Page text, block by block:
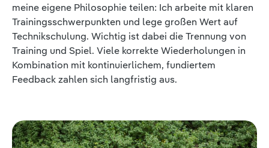
meine eigene Philosophie teilen: Ich arbeite mit klaren
Trainingsschwerpunkten und lege großen Wert auf
Technikschulung. Wichtig ist dabei die Trennung von
Training und Spiel. Viele korrekte Wiederholungen in
Kombination mit kontinuierlichem, fundiertem
Feedback zahlen sich langfristig aus.